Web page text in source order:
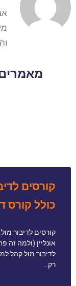
קורסים
כולל קורס
קורסים לדיבור
אונליין (ולמה
לדיבור מול קהל
רק…